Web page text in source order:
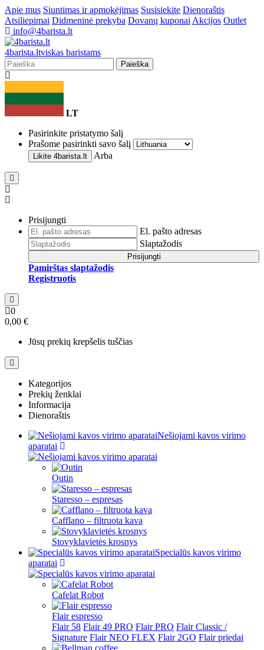
Apie mus Siuntimas ir apmokėjimas Susisiekite Dienoraštis
Atsiliepimai Didmeninė prekyba Dovanų kuponai Akcijos Outlet
info@4barista.lt
4barista.ltviskas baristams
Paieška
LT
Pasirinkite pristatymo šalį
Prašome pasirinkti savo šalį
Likite 4barista.lt Arba
Prisijungti
El. pašto adresas
Slaptažodis
Prisijungti
Pamirštas slaptažodis
Registruotis
0
0,00 €
Jūsų prekių krepšelis tuščias
Kategorijos
Prekių ženklai
Informacija
Dienoraštis
Nešiojami kavos virimo
aparatai
Outin
Staresso – espresas
Cafflano – filtruota kava
Stovyklavietės krosnys
Specialūs kavos virimo
aparatai
Cafelat Robot
Flair espresso
Flair 58 Flair 49 PRO Flair PRO Flair Classic /
Signature Flair NEO FLEX Flair 2GO Flair priedai